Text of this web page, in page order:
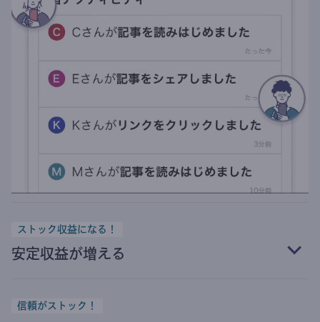
ストック収益になる！
安定収益が増える
信頼がストック！